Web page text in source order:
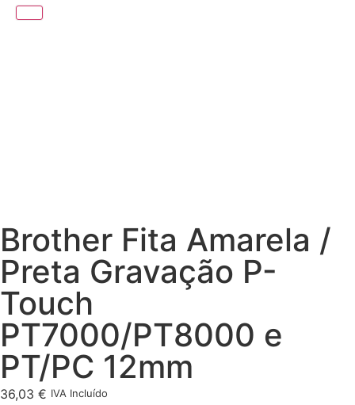
Brother Fita Amarela /
Preta Gravação P-
Touch
PT7000/PT8000 e
PT/PC 12mm
36,03 € IVA Incluído